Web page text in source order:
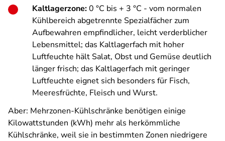
Kaltlagerzone:0 °C bis + 3 °C - vom normalen
Kühlbereich abgetrennte Spezialfächer zum
Aufbewahren empfindlicher, leicht verderblicher
Lebensmittel; das Kaltlagerfach mit hoher
Luftfeuchte hält Salat, Obst und Gemüse deutlich
länger frisch; das Kaltlagerfach mit geringer
Luftfeuchte eignet sich besonders für Fisch,
Meeresfrüchte, Fleisch und Wurst.
Aber: Mehrzonen-Kühlschränke benötigen einige
Kilowattstunden (kWh) mehr als herkömmliche
Kühlschränke, weil sie in bestimmten Zonen niedrigere